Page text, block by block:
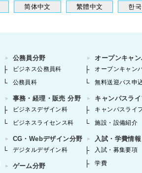
简体中文 繁體中文 한
公務員分野
ビジネス公務員科
公務員科
事務・経理・販売 分野
ビジネスデザイン科
ビジネスライセンス科
CG・Webデザイン分野
デジタルデザイン科
ゲーム分野
オープンキャ
オープンキャン
無料送迎バス申
キャンパスラ
キャンパスライ
施設・設備紹介
入試・学費情報
入試・募集要項
学費